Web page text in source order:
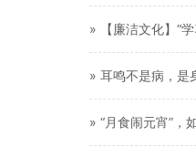
» 【廉洁文化】“
» 耳鸣不是病，是
» “月食闹元宵”，